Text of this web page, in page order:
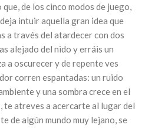
de los cinco modos de juego,
intuir aquella gran idea que
a través del atardecer con dos
alejado del nido y erráis un
a oscurecer y de repente ves
corren espantadas: un ruido
y una sombra crece en el
te atreves a acercarte al lugar del
de algún mundo muy lejano, se